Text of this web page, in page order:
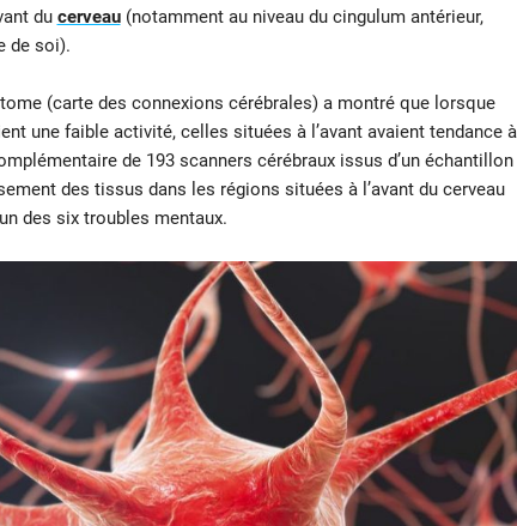
du cerveau(notamment au niveau du cingulum antérieur,
de soi).
(carte des connexions cérébrales) a montré que lorsque
une faible activité, celles situées à l’avant avaient tendance à
de 193 scanners cérébraux issus d’un échantillon
des tissus dans les régions situées à l’avant du cerveau
des six troubles mentaux.